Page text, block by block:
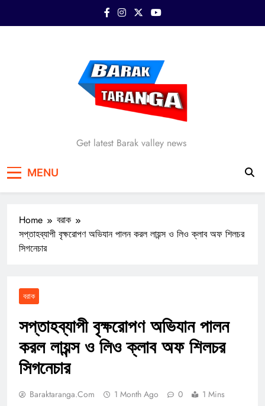
Barak Taranga
Get latest Barak valley news
MENU
Home
বরাক
সপ্তাহব্যাপী বৃক্ষরোপণ অভিযান পালন করল লায়ন্স ও লিও ক্লাব অফ শিলচর
সিগনেচার
বরাক
সপ্তাহব্যাপী বৃক্ষরোপণ অভিযান পালন
করল লায়ন্স ও লিও ক্লাব অফ শিলচর
সিগনেচার
Baraktaranga.com 1 Month Ago 0 1 Mins